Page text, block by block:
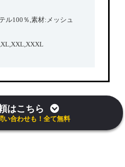
ル100％,素材:メッシュ
はこちら
い合わせも！全て無料